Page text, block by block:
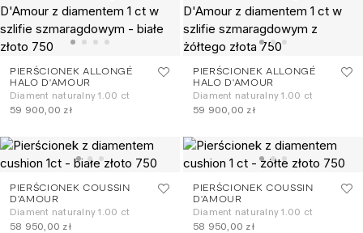
PIERŚCIONEK ALLONGÉ
HALO D'AMOUR
Diament naturalny 1.00 ct
59 900,00 zł
PIERŚCIONEK ALLONGÉ
HALO D'AMOUR
Diament naturalny 1.00 ct
59 900,00 zł
PIERŚCIONEK COUSSIN
D'AMOUR
Diament naturalny 1.00 ct
58 950,00 zł
PIERŚCIONEK COUSSIN
D'AMOUR
Diament naturalny 1.00 ct
58 950,00 zł